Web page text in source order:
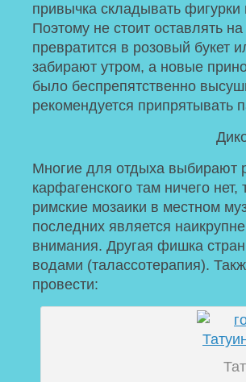
привычка складывать фигурки
Поэтому не стоит оставлять
превратится в розовый букет
забирают утром, а новые
было беспрепятственно
рекомендуется припрятывать
Многие для отдыха выбирают
карфагенского там ничего
римские мозаики в местном
последних является
внимания. Другая фишка
водами (талассотерапия).
провести: